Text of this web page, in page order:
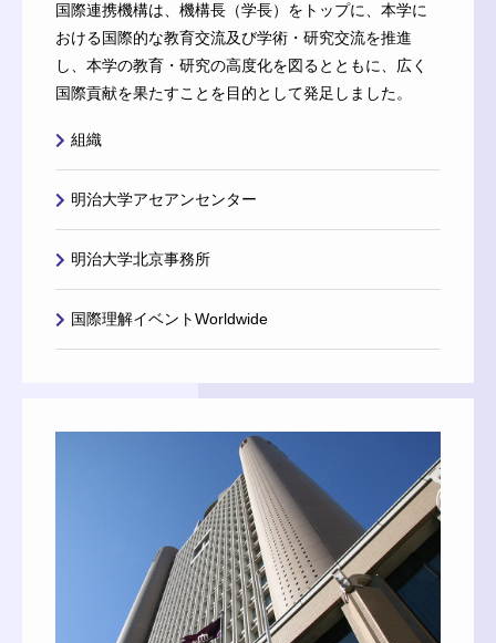
国際連携機構は、機構長（学長）をトップに、本学に
おける国際的な教育交流及び学術・研究交流を推進
し、本学の教育・研究の高度化を図るとともに、広く
国際貢献を果たすことを目的として発足しました。
組織
明治大学アセアンセンター
明治大学北京事務所
国際理解イベントWorldwide